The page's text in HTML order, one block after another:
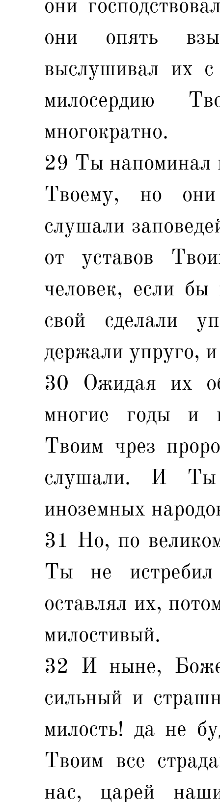
они
они опять
выслушивал их
милосердию
многократно.
29 Ты напоминал
Твоему, но
слушали
от уставов
человек, если
свой сделали
держали упруго,
30 Ожидая их
многие годы и
Твоим чрез
слушали. И
иноземных
31 Но, по
Ты не
оставлял их,
милостивый.
32 И ныне,
сильный и
милость! да не
Твоим все
нас, царей